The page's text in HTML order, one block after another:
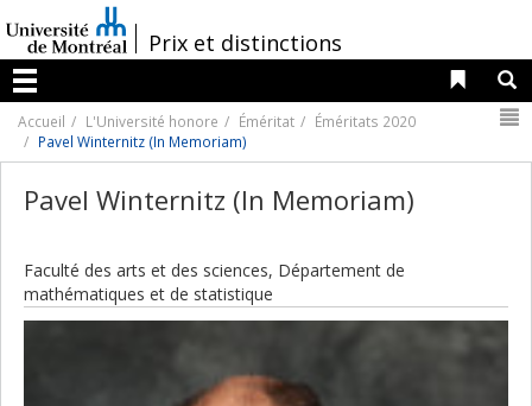
au
contenu
/Prix et distinctions
Menu
Liens
Accueil L'Université honore Éméritat
Éméritats 2020
Pavel Winternitz (In Memoriam)
Pavel Winternitz (In Memoriam)
Faculté des arts et des sciences, Département de
mathématiques et de statistique